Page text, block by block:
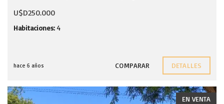
U$D250.000
Habitaciones: 4
hace 6 años COMPARAR DETALLES
EN VENTA